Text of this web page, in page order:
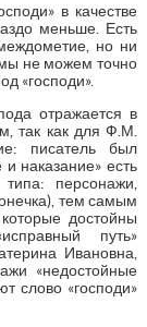
в качестве
меньше. Есть
но ни
не можем точно
«господи».
отражается в
так как для Ф.М.
писатель был
наказание» есть
персонажи,
тем самым
достойны
путь»
Ивановна,
«недостойные
слово «господи»